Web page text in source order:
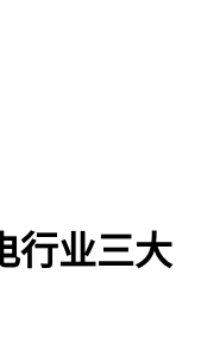
行业三大